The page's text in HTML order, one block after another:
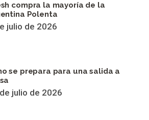
compra la mayoría de la
Polenta
julio de 2026
se prepara para una salida a
julio de 2026